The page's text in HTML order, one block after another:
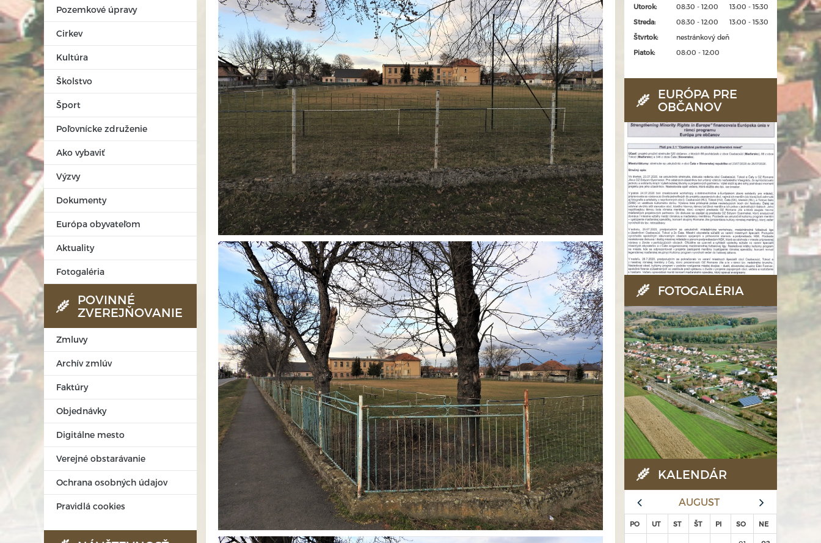
Pozemkové úpravy
Cirkev
Kultúra
Školstvo
Šport
Poľovnícke združenie
Ako vybaviť
Výzvy
Dokumenty
Európa obyvateľom
Aktuality
Fotogaléria
POVINNÉ
ZVEREJŇOVANIE
Zmluvy
Archív zmlúv
Faktúry
Objednávky
Digitálne mesto
Verejné obstarávanie
Ochrana osobných údajov
Pravidlá cookies
Utorok:
08:30 - 12:00
13:00 - 15:30
Streda:
08:30 - 12:00
13:00 - 15:30
Štvrtok:
nestránkový deň
Piatok:
08:00 - 12:00
EURÓPA PRE
OBČANOV
FOTOGALÉRIA
KALENDÁR
AUGUST
PO UT ST ŠT PI SO NE